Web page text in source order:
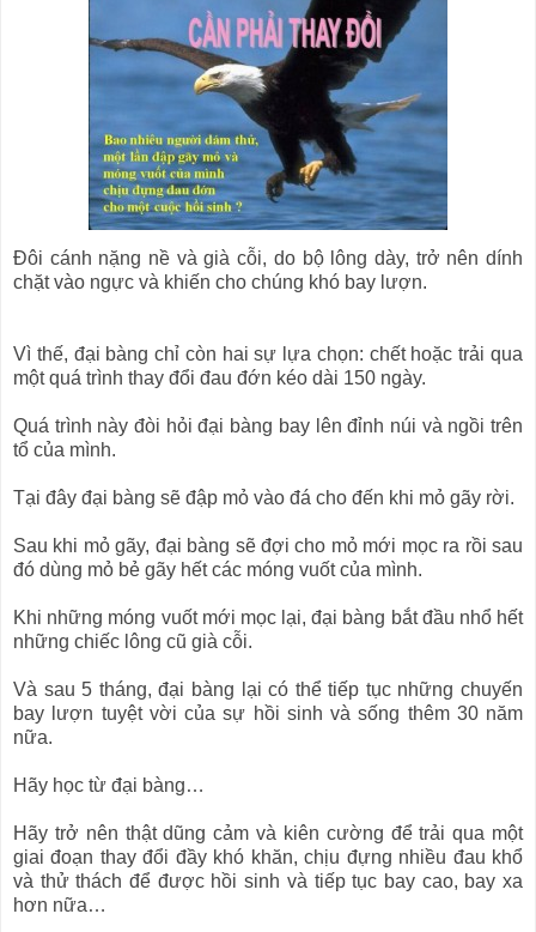
Đôi cánh nặng nề và già cỗi, do bộ lông dày, trở nên dính
chặt vào ngực và khiến cho chúng khó bay lượn.
Vì thế, đại bàng chỉ còn hai sự lựa chọn: chết hoặc trải qua
một quá trình thay đổi đau đớn kéo dài 150 ngày.
Quá trình này đòi hỏi đại bàng bay lên đỉnh núi và ngồi trên
tổ của mình.
Tại đây đại bàng sẽ đập mỏ vào đá cho đến khi mỏ gãy rời.
Sau khi mỏ gãy, đại bàng sẽ đợi cho mỏ mới mọc ra rồi sau
đó dùng mỏ bẻ gãy hết các móng vuốt của mình.
Khi những móng vuốt mới mọc lại, đại bàng bắt đầu nhổ hết
những chiếc lông cũ già cỗi.
Và sau 5 tháng, đại bàng lại có thể tiếp tục những chuyến
bay lượn tuyệt vời của sự hồi sinh và sống thêm 30 năm
nữa.
Hãy học từ đại bàng…
Hãy trở nên thật dũng cảm và kiên cường để trải qua một
giai đoạn thay đổi đầy khó khăn,chịu đựng nhiều đau khổ
và thử thách để được hồi sinh và tiếp tục bay cao, bay xa
hơn nữa…